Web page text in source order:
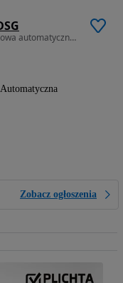
1498 cm3 • 150 KM • 1.5 e-TSI 150 KM 7-biegowa automatyczna - DSG
Automatyczna
Zobacz ogłoszenia